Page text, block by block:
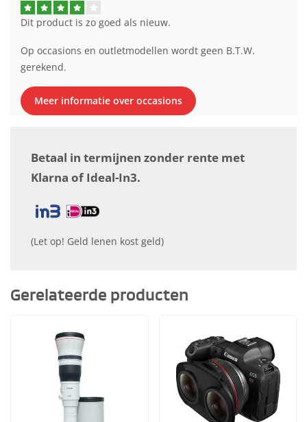
Dit product is zo goed als nieuw.
Op occasions en outletmodellen wordt geen B.T.W.
gerekend.
Meer informatie over occasions
Betaal in termijnen zonder rente met
Klarna of Ideal-In3.
(Let op! Geld lenen kost geld)
Gerelateerde producten